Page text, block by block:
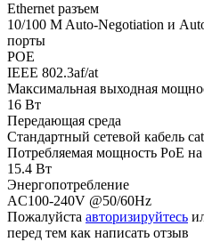
Ethernet разъем
10/100 M Auto-Negotiation и
порты
POE
IEEE 802.3af/at
Максимальная выходная
16 Вт
Передающая среда
Стандартный сетевой кабель
Потребляемая мощность PoE на
15.4 Вт
Энергопотребление
AC100-240V @50/60Hz
Пожалуйста авторизируйтесь
перед тем как написать отзыв